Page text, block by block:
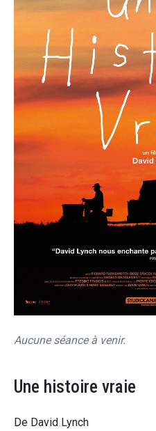
Aucune séance à venir.
Une histoire vraie
De David Lynch